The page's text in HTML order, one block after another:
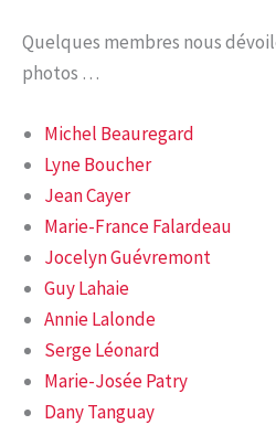
Quelques membres nous
photos …
Michel Beauregard
Lyne Boucher
Jean Cayer
Marie-France Falardeau
Jocelyn Guévremont
Guy Lahaie
Annie Lalonde
Serge Léonard
Marie-Josée Patry
Dany Tanguay